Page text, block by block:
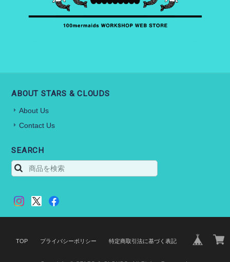
ABOUT STARS & CLOUDS
About Us
Contact Us
SEARCH
TOP プライバシーポリシー 特定商取引法に基づく表記